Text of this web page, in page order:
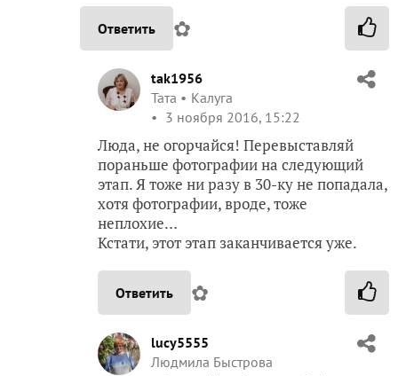
Ответить ✿
tak1956
Taта
Калуга
3 ноября 2016, 15:22
Люда, не огорчайся! Перевыставляй
пораньше фотографии на следующий
этап. Я тоже ни разу в 30-ку не попадала,
хотя фотографии, вроде, тоже
неплохие…
Кстати, этот этап заканчивается уже.
Ответить ✿
lucy5555
Людмила Быстрова